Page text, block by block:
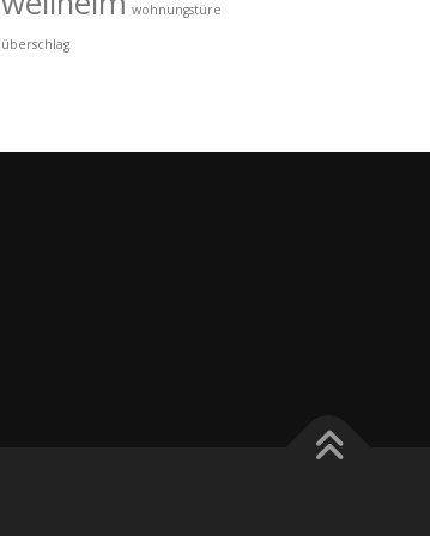
wohnungstüre
überschlag